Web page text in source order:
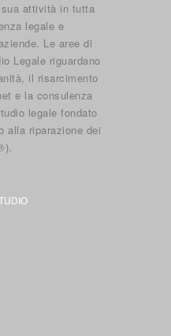
attività in tutta
legale e
Le aree di
Legale riguardano
il risarcimento
e la consulenza
legale fondato
alla riparazione dei